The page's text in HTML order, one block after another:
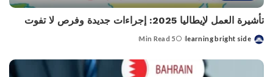
تأشيرة العمل لإيطاليا 2025: إجراءات جديدة وفرص لا تفوت
Posted
learning bright side
5 Min Read